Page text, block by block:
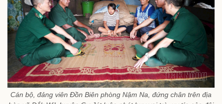
Cán bộ, đảng viên Đồn Biên phòng Nậm Na, đứng chân trên địa